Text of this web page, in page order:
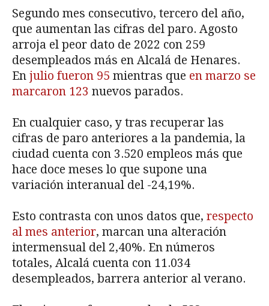
Segundo mes consecutivo, tercero del año,
que aumentan las cifras del paro. Agosto
arroja el peor dato de 2022 con 259
desempleados más en Alcalá de Henares.
En julio fueron 95 mientras que en marzo se
marcaron 123 nuevos parados.
En cualquier caso, y tras recuperar las
cifras de paro anteriores a la pandemia, la
ciudad cuenta con 3.520 empleos más que
hace doce meses lo que supone una
variación interanual del -24,19%.
Esto contrasta con unos datos que, respecto
al mes anterior, marcan una alteración
intermensual del 2,40%. En números
totales, Alcalá cuenta con 11.034
desempleados, barrera anterior al verano.